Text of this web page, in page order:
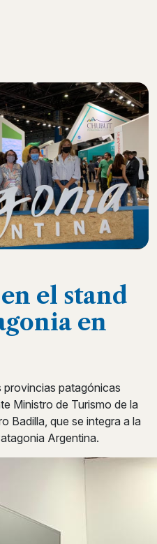
el stand
en
provincias patagónicas
Ministro de Turismo de la
Badilla, que se integra a la
Argentina.